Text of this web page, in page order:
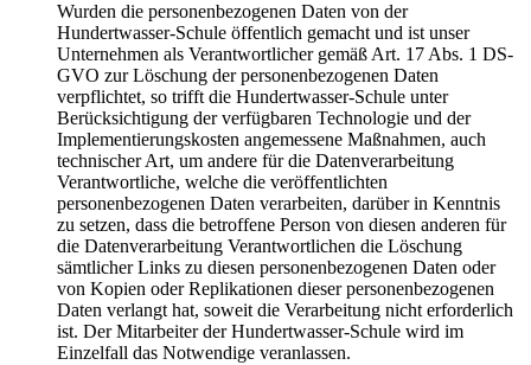
Wurden die personenbezogenen Daten von der
Hundertwasser-Schule öffentlich gemacht und ist unser
Unternehmen als Verantwortlicher gemäß Art. 17 Abs. 1 DS-
GVO zur Löschung der personenbezogenen Daten
verpflichtet, so trifft die Hundertwasser-Schule unter
Berücksichtigung der verfügbaren Technologie und der
Implementierungskosten angemessene Maßnahmen, auch
technischer Art, um andere für die Datenverarbeitung
Verantwortliche, welche die veröffentlichten
personenbezogenen Daten verarbeiten, darüber in Kenntnis
zu setzen, dass die betroffene Person von diesen anderen für
die Datenverarbeitung Verantwortlichen die Löschung
sämtlicher Links zu diesen personenbezogenen Daten oder
von Kopien oder Replikationen dieser personenbezogenen
Daten verlangt hat, soweit die Verarbeitung nicht erforderlich
ist. Der Mitarbeiter der Hundertwasser-Schule wird im
Einzelfall das Notwendige veranlassen.